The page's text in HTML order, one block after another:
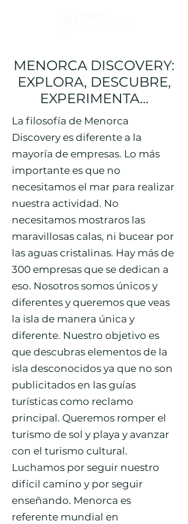
MENORCA DISCOVERY:
EXPLORA, DESCUBRE,
EXPERIMENTA...
La filosofía de Menorca
Discovery es diferente a la
mayoría de empresas. Lo más
importante es que no
necesitamos el mar para realizar
nuestra actividad. No
necesitamos mostraros las
maravillosas calas, ni bucear por
las aguas cristalinas. Hay más de
300 empresas que se dedican a
eso. Nosotros somos únicos y
diferentes y queremos que veas
la isla de manera única y
diferente. Nuestro objetivo es
que descubras elementos de la
isla desconocidos ya que no son
publicitados en las guías
turísticas como reclamo
principal. Queremos romper el
turismo de sol y playa y avanzar
con el turismo cultural.
Luchamos por seguir nuestro
difícil camino y por seguir
enseñando. Menorca es
referente mundial en